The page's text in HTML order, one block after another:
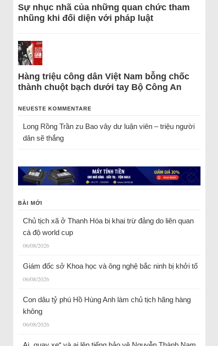
Sự nhục nhã của những quan chức tham
nhũng khi đối diện với pháp luật
Hàng triệu công dân Việt Nam bỗng chốc
thành chuột bạch dưới tay Bộ Công An
NEUESTE KOMMENTARE
Long Rồng Trầnzu Bao vây dư luận viên – triệu người
dân sẽ thắng
BÀI MỚI
Chủ tịch xã ở Thanh Hóa bị khai trừ đảng do liên quan
cá độ world cup
06/08/2026
Giám đốc sở Khoa học và ông nghệ bắc ninh bị khởi tố
06/08/2026
Con dâu tỷ phú Hồ Hùng Anh làm chủ tịch hãng hàng
không
06/08/2026